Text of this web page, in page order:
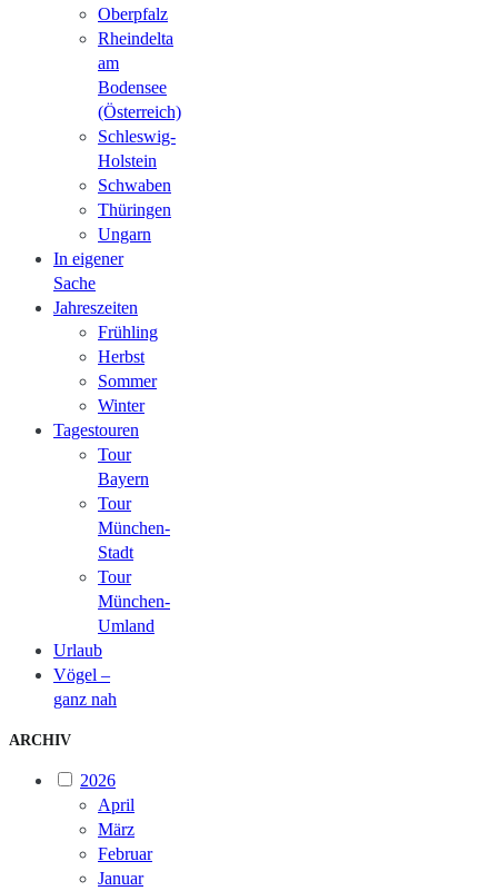
Oberpfalz
Rheindelta
am
Bodensee
(Österreich)
Schleswig-
Holstein
Schwaben
Thüringen
Ungarn
In eigener
Sache
Jahreszeiten
Frühling
Herbst
Sommer
Winter
Tagestouren
Tour
Bayern
Tour
München-
Stadt
Tour
München-
Umland
Urlaub
Vögel –
ganz nah
ARCHIV
2026
April
März
Februar
Januar